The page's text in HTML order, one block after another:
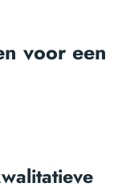
voor een